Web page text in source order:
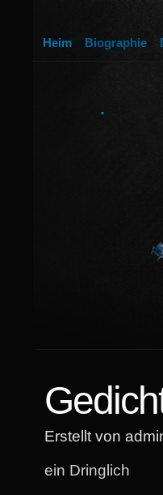
Heim Biographie
Erstellt von
ein Dringlich